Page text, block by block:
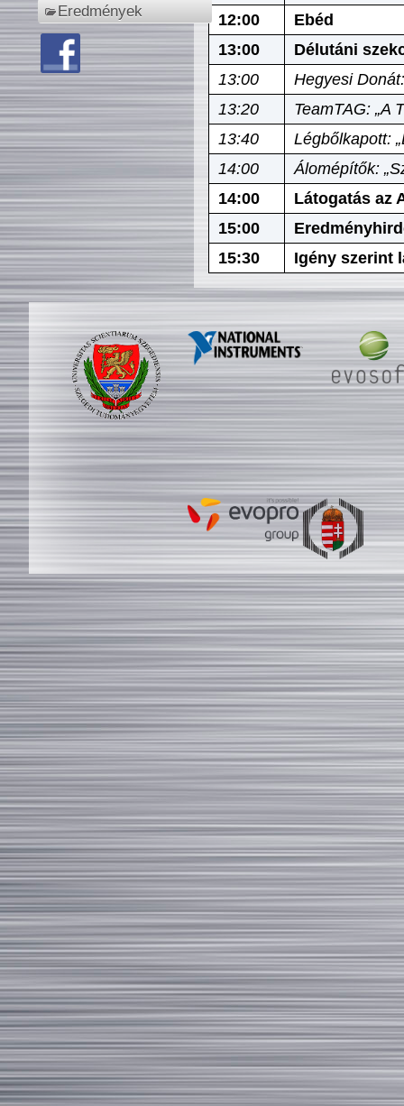
Eredmények
12:00
Ebéd
13:00
Délutáni
13:00
Hegyesi
13:20
TeamTAG: „A
13:40
Légbőlkapott:
14:00
Álomépítők:
14:00
Látogatás az
15:00
15:30
Igény szerint